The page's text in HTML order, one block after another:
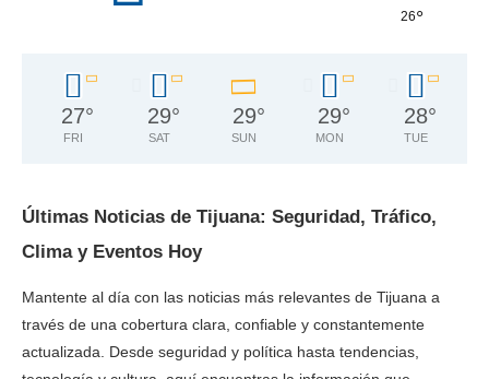
26°
27°
FRI
29°
SAT
29°
SUN
29°
MON
28°
TUE
Últimas Noticias de Tijuana: Seguridad, Tráfico,
Clima y Eventos Hoy
Mantente al día con las noticias más relevantes de Tijuana a
través de una cobertura clara, confiable y constantemente
actualizada. Desde seguridad y política hasta tendencias,